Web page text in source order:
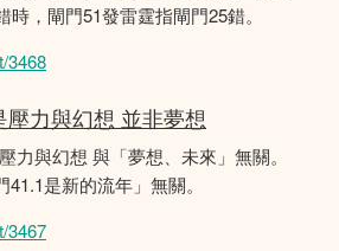
，閘門51發雷霆指閘門25錯。
3468
壓力與幻想 並非夢想
力與幻想 與「夢想、未來」無關。
是新的流年」無關。
3467